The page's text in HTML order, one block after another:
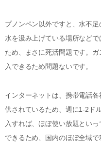
プノンペン以外ですと、水不
水を汲み上げている場所など
ため、まさに死活問題です。
入できるため問題ないです。
インターネットは、携帯電話
供されているため、週に1-2ド
入すれば、ほぼ使い放題とい
できるため、国内のほぼ全域で